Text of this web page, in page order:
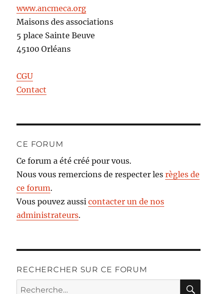
www.ancmeca.org
Maisons des associations
5 place Sainte Beuve
45100 Orléans
CGU
Contact
CE FORUM
Ce forum a été créé pour vous.
Nous vous remercions de respecter lesrègles de
ce forum.
Vous pouvez aussicontacter un de nos
administrateurs.
RECHERCHER SUR CE FORUM
Recherche